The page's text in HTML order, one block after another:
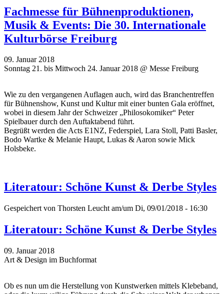
Fachmesse für Bühnenproduktionen,
Musik & Events: Die 30. Internationale
Kulturbörse Freiburg
09. Januar 2018
Sonntag 21. bis Mittwoch 24. Januar 2018 @ Messe Freiburg
Wie zu den vergangenen Auflagen auch, wird das Branchentreffen
für Bühnenshow, Kunst und Kultur mit einer bunten Gala eröffnet,
wobei in diesem Jahr der Schweizer „Philosokomiker“ Peter
Spielbauer durch den Auftaktabend führt.
Begrüßt werden die Acts E1NZ, Federspiel, Lara Stoll, Patti Basler,
Bodo Wartke & Melanie Haupt, Lukas & Aaron sowie Mick
Holsbeke.
Literatour: Schöne Kunst & Derbe Styles
Gespeichert von Thorsten Leucht am/um Di, 09/01/2018 - 16:30
Literatour: Schöne Kunst & Derbe Styles
09. Januar 2018
Art & Design im Buchformat
Ob es nun um die Herstellung von Kunstwerken mittels Klebeband,